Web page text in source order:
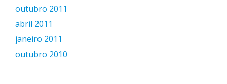
outubro 2011
abril 2011
janeiro 2011
outubro 2010